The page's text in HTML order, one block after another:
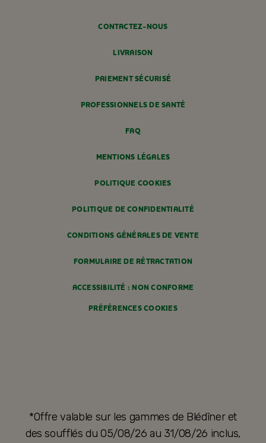
CONTACTEZ-NOUS
LIVRAISON
PAIEMENT SÉCURISÉ
PROFESSIONNELS DE SANTÉ
FAQ
MENTIONS LÉGALES
POLITIQUE COOKIES
POLITIQUE DE CONFIDENTIALITÉ
CONDITIONS GÉNÉRALES DE VENTE
FORMULAIRE DE RÉTRACTATION
ACCESSIBILITÉ : NON CONFORME
PRÉFÉRENCES COOKIES
*Offre valable sur les gammes de Blédîner et
des soufflés du 05/08/26 au 31/08/26 inclus,